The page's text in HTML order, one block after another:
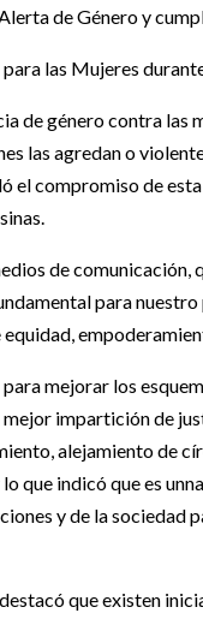
Alerta de Género y
para las Mujeres
de género contra las
las agredan o
el compromiso de
de comunicación,
para
mejorar los
impartición de
alejamiento de
que indicó que es
y de la sociedad
que existen